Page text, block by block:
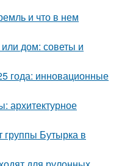
и что в нем
дом: советы и
года: инновационные
архитектурное
группы Бутырка в